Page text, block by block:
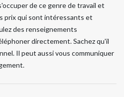
de ce genre de travail et
prix qui sont intéressants et
des renseignements
directement. Sachez qu'il
Il peut aussi vous communiquer